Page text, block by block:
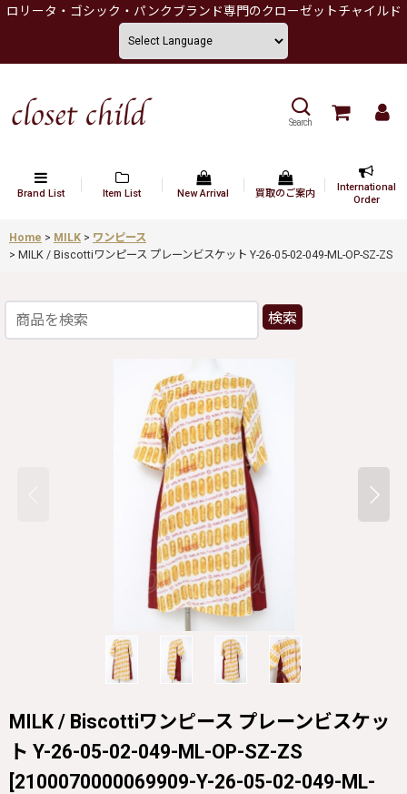
ロリータ・ゴシック・パンクブランド専門のクローゼットチャイルド
Search
Brand List Item List New Arrival 買取のご案内
International
Order
Home > MILK > ワンピース
> MILK / Biscottiワンピース プレーンビスケット Y-26-05-02-049-ML-OP-SZ-ZS
検索
MILK / Biscottiワンピース プレーンビスケッ
ト Y-26-05-02-049-ML-OP-SZ-ZS
[2100070000069909-Y-26-05-02-049-ML-